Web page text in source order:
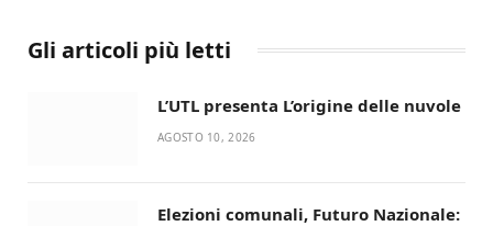
Gli articoli più letti
L’UTL presenta L’origine delle nuvole
AGOSTO 10, 2026
Elezioni comunali, Futuro Nazionale: